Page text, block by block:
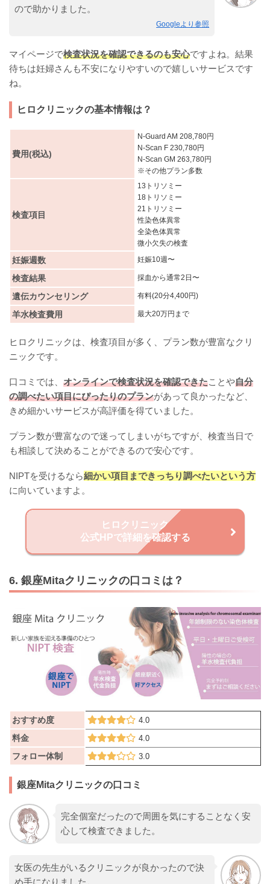
ので助かりました。
Googleより参照
マイページで検査状況を確認できるのも安心ですよね。結果
待ちは妊婦さんも不安になりやすいので嬉しいサービスです
ね。
ヒロクリニックの基本情報は？
費用(税込)
N-Guard AM 208,780円
N-Scan F 230,780円
N-Scan GM 263,780円
※その他プラン多数
検査項目
13トリソミー
18トリソミー
21トリソミー
性染色体異常
全染色体異常
微小欠失の検査
妊娠週数 妊娠10週〜
検査結果 採血から通常2日〜
遺伝カウンセリング 有料(20分4,400円)
羊水検査費用 最大20万円まで
ヒロクリニックは、検査項目が多く、プラン数が豊富なクリ
ニックです。
口コミでは、 オンラインで検査状況を確認できたことや自分
の調べたい項目にぴったりのプランがあって良かったなど、
きめ細かいサービスが高評価を得ていました。
プラン数が豊富なので迷ってしまいがちですが、検査当日で
も相談して決めることができるので安心です。
NIPTを受けるなら細かい項目まできっちり調べたいという方
に向いていますよ。
ヒロクリニック
公式HPで詳細を確認する
6. 銀座Mitaクリニックの口コミは？
おすすめ度 4.0
料金 4.0
フォロー体制 3.0
銀座Mitaクリニックの口コミ
完全個室だったので周囲を気にすることなく安
心して検査できました。
女医の先生がいるクリニックが良かったので決